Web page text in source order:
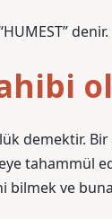
denir.
demektir. Bir
tahammül
bilmek ve